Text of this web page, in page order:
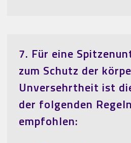
7. Für eine
zum Schutz der
Unversehrtheit ist
der folgenden
empfohlen: